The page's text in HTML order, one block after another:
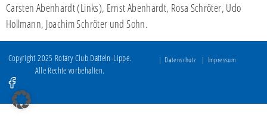
Carsten Abenhardt (Links), Ernst Abenhardt, Rosa Schröter, Udo
Hollmann, Joachim Schröter und Sohn.
Copyright 2025 Rotary Club Datteln-Lippe.
Alle Rechte vorbehalten.
Datenschutz Impressum